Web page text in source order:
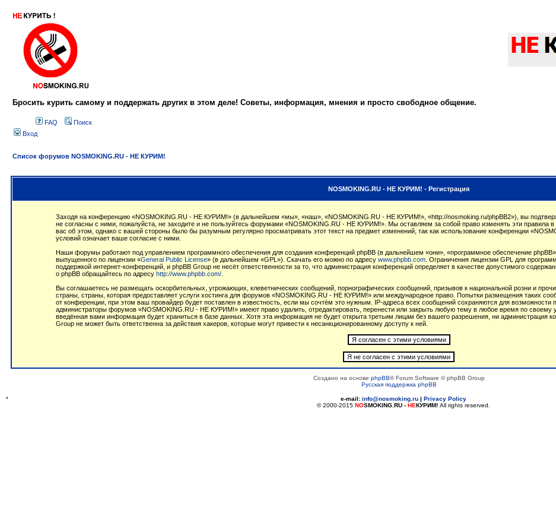
Бросить курить самому и поддержать других в этом деле! Советы, информация, мнения и просто свободное общение.
FAQ
Поиск
Вход
Список форумов NOSMOKING.RU - НЕ КУРИМ!
NOSMOKING.RU - НЕ КУРИМ! - Регистрация
Заходя на конференцию «NOSMOKING.RU - НЕ КУРИМ!» (в дальнейшем «мы», «наш», «NOSMOKING.RU - НЕ КУРИМ!», «http://nosmoking.ru/phpBB2»), вы
не согласны с ними, пожалуйста, не заходите и не пользуйтесь форумами «NOSMOKING.RU - НЕ КУРИМ!». Мы оставляем за собой право изменять эти правила
вас об этом, однако с вашей стороны было бы разумным регулярно просматривать этот текст на предмет изменений, так как использование конференции
условий означает ваше согласие с ними.
Наши форумы работают под управлением программного обеспечения для создания конференций phpBB (в дальнейшем «они», «программное обеспечение
выпущенного по лицензии «General Public License» (в дальнейшем «GPL»). Скачать его можно по адресу www.phpbb.com . Ограничения лицензии GPL для
поддержкой интернет-конференций, и phpBB Group не несёт ответственности за то, что администрация конференций определяет в качестве допустимого
о phpBB обращайтесь по адресу http://www.phpbb.com/
Вы соглашаетесь не размещать оскорбительных, угрожающих, клеветнических сообщений, порнографических сообщений, призывов к национальной розни и
страны, страны, которая предоставляет услуги хостинга для форумов «NOSMOKING.RU - НЕ КУРИМ!» или международное право. Попытки размещения таких
от конференции, при этом ваш провайдер будет поставлен в известность, если мы сочтём это нужным. IP-адреса всех сообщений сохраняются для возможности
администраторы форумов «NOSMOKING.RU - НЕ КУРИМ!» имеют право удалить, отредактировать, перенести или закрыть любую тему в любое время по своему
введённая вами информация будет храниться в базе данных. Хотя эта информация не будет открыта третьим лицам без вашего разрешения, ни
Group не может быть ответственна за действия хакеров, которые могут привести к несанкционированному доступу к ней.
Создано на основе phpBB® Forum Software © phpBB Group
Русская поддержка phpBB
* e-mail: info@nosmoking.ru | Privacy Policy
© 2000-2015 NOSMOKING.RU - НЕКУРИМ! All rights reserved.